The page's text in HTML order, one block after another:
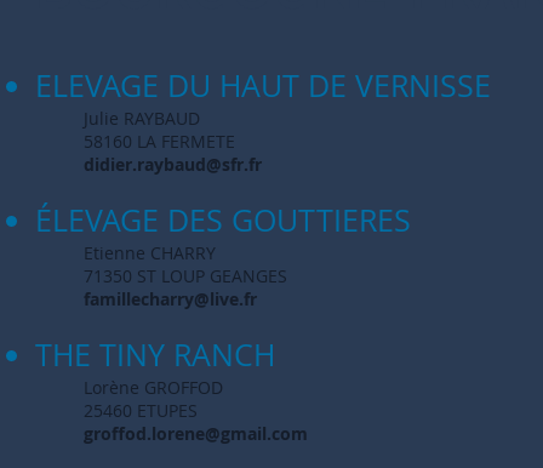
ELEVAGE DU HAUT DE VERNISSE
Julie RAYBAUD
58160 LA FERMETE
didier.raybaud@sfr.fr
ÉLEVAGE DES GOUTTIERES
Etienne CHARRY
71350 ST LOUP GEANGES
famillecharry@live.fr
THE TINY RANCH
Lorène GROFFOD
25460 ETUPES
groffod.lorene@gmail.com